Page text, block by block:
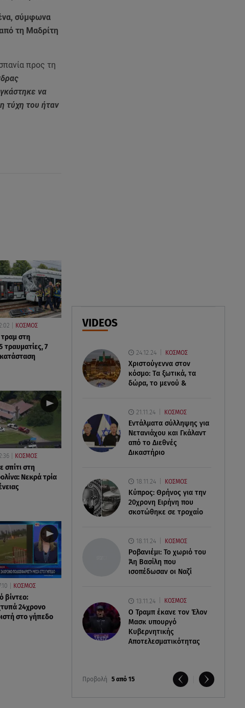
07.08.26 , 18:34
Έξοδος Αυγούστου: Στο 100% η
πληρότητα για Κυκλάδες
VIDEOS
24.12.24 ΚΟΣΜΟΣ
Χριστούγεννα στον
κόσμο: Tα ξωτικά, τα
δώρα, το μενού &
21.11.24 ΚΟΣΜΟΣ
Εντάλματα σύλληψης για
Νετανιάχου και Γκάλαντ
από το Διεθνές
Δικαστήριο
18.11.24 ΚΟΣΜΟΣ
Κύπρος: Θρήνος για την
20χρονη Ειρήνη που
σκοτώθηκε σε τροχαίο
18.11.24 ΚΟΣΜΟΣ
Ροβανιέμι: Το χωριό του
Άη Βασίλη που
ισοπέδωσαν οι Ναζί
13.11.24 ΚΟΣΜΟΣ
O Τραμπ έκανε τον Έλον
Μασκ υπουργό
Κυβερνητικής
Αποτελεσματικότητας
Προβολή 5 από 15
σύμφωνα
τη Μαδρίτη
προς τη
να
τύχη του ήταν
ΚΟΣΜΟΣ
στη
τραυματίες, 7
ΚΟΣΜΟΣ
σπίτι στη
Νεκρά τρία
ΚΟΣΜΟΣ
βίντεο:
24χρονο
στο γήπεδο